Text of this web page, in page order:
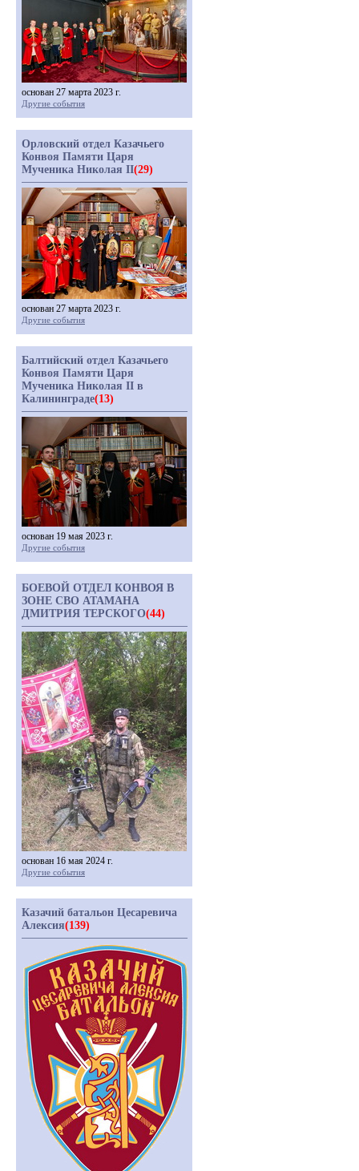
основан 27 марта 2023 г.
Другие события
Орловский отдел Казачьего
Конвоя Памяти Царя
Мученика Николая II(29)
основан 27 марта 2023 г.
Другие события
Балтийский отдел Казачьего
Конвоя Памяти Царя
Мученика Николая II в
Калининграде(13)
основан 19 мая 2023 г.
Другие события
БОЕВОЙ ОТДЕЛ КОНВОЯ В
ЗОНЕ СВО АТАМАНА
ДМИТРИЯ ТЕРСКОГО(44)
основан 16 мая 2024 г.
Другие события
Казачий батальон Цесаревича
Алексия(139)